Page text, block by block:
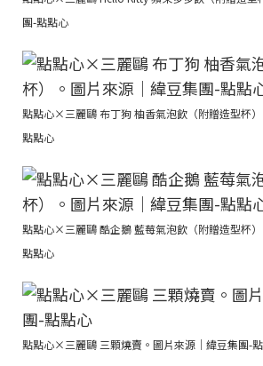
團-點點心
點點心×三麗鷗 布丁狗 柚香氣泡飲（附贈造型杯
點點心
點點心×三麗鷗 酷企鵝 藍莓氣泡飲（附贈造型杯
點點心
點點心×三麗鷗 三顆燒賣。圖片來源｜緯豆集團-